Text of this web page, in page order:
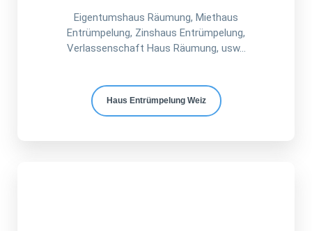
Eigentumshaus Räumung, Miethaus
Entrümpelung, Zinshaus Entrümpelung,
Verlassenschaft Haus Räumung, usw...
Haus Entrümpelung Weiz